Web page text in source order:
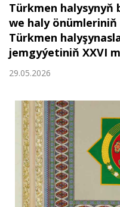
Türkmen halysynyň
we haly
Türkmen
jemgyýetiniň XXVI
29.05.2026